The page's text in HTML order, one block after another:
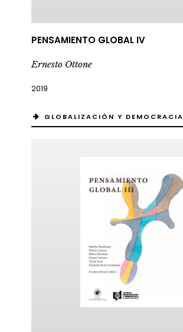
PENSAMIENTO GLOBAL IV
Ernesto Ottone
2019
GLOBALIZACIÓN Y DEMOCRACIA